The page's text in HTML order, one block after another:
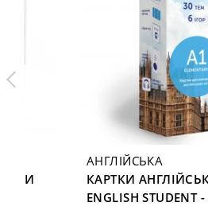
АНГЛІЙСЬКА
КАРТКИ
ENGLISH STUDENT